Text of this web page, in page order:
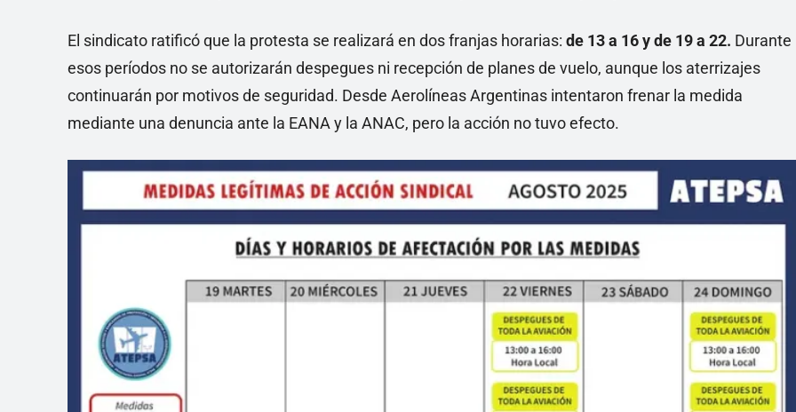
El sindicato ratificó que la protesta se realizará en dos franjas horarias: de 13 a 16 y de 19 a 22. Durante
esos períodos no se autorizarán despegues ni recepción de planes de vuelo, aunque los aterrizajes
continuarán por motivos de seguridad. Desde Aerolíneas Argentinas intentaron frenar la medida
mediante una denuncia ante la EANA y la ANAC, pero la acción no tuvo efecto.